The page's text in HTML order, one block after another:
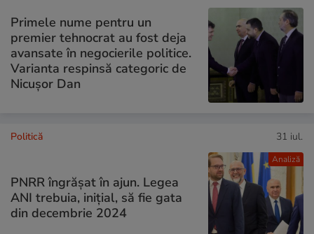
Primele nume pentru un
premier tehnocrat au fost deja
avansate în negocierile politice.
Varianta respinsă categoric de
Nicușor Dan
Analiză
Politică 31 iul.
PNRR îngrășat în ajun. Legea
ANI trebuia, inițial, să fie gata
din decembrie 2024